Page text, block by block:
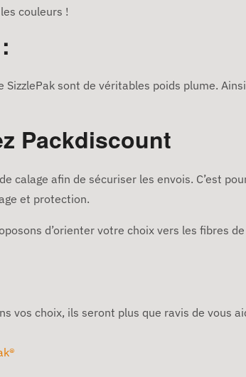
couleurs !
sont de véritables poids plume.
Packdiscount
calage afin de sécuriser les envois. C’est
et protection.
d’orienter votre choix vers les fibres
vos choix, ils seront plus que ravis de vous